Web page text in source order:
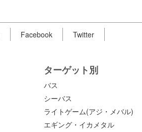
Facebook Twitter
ターゲット別
バス
シーバス
ライトゲーム(アジ・メバル)
エギング・イカメタル